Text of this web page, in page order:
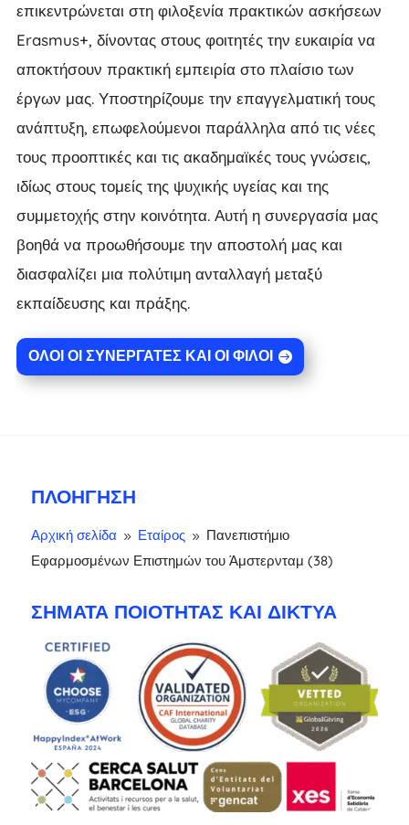
επικεντρώνεται στη φιλοξενία πρακτικών ασκήσεων
Erasmus+, δίνοντας στους φοιτητές την ευκαιρία να
αποκτήσουν πρακτική εμπειρία στο πλαίσιο των
έργων μας. Υποστηρίζουμε την επαγγελματική τους
ανάπτυξη, επωφελούμενοι παράλληλα από τις νέες
τους προοπτικές και τις ακαδημαϊκές τους γνώσεις,
ιδίως στους τομείς της ψυχικής υγείας και της
συμμετοχής στην κοινότητα. Αυτή η συνεργασία μας
βοηθά να προωθήσουμε την αποστολή μας και
διασφαλίζει μια πολύτιμη ανταλλαγή μεταξύ
εκπαίδευσης και πράξης.
ΌΛΟΙ ΟΙ ΣΥΝΕΡΓΆΤΕΣ ΚΑΙ ΟΙ ΦΊΛΟΙ
ΠΛΟΉΓΗΣΗ
Αρχική σελίδα 9 Εταίρος 9 Πανεπιστήμιο
Εφαρμοσμένων Επιστημών του Άμστερνταμ (38)
ΣΉΜΑΤΑ ΠΟΙΌΤΗΤΑΣ ΚΑΙ ΔΊΚΤΥΑ